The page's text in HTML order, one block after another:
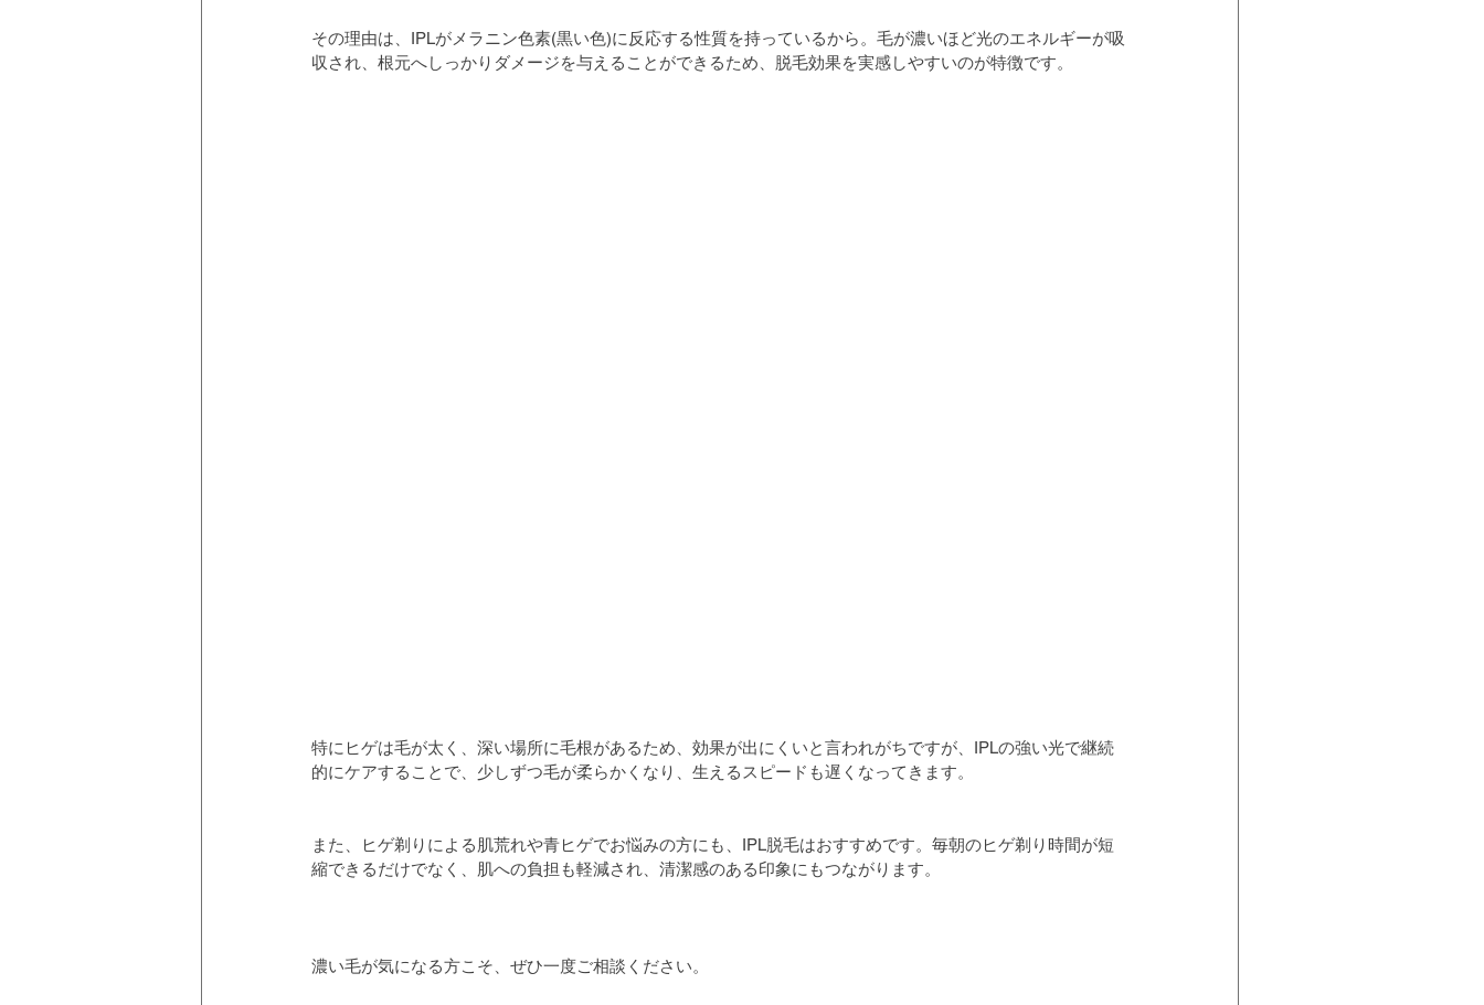
その理由は、IPLがメラニン色素(黒い色)に反応する性質を持っているから。毛が濃いほど光のエネルギーが吸
収され、根元へしっかりダメージを与えることができるため、脱毛効果を実感しやすいのが特徴です。
特にヒゲは毛が太く、深い場所に毛根があるため、効果が出にくいと言われがちですが、IPLの強い光で継続
的にケアすることで、少しずつ毛が柔らかくなり、生えるスピードも遅くなってきます。
また、ヒゲ剃りによる肌荒れや青ヒゲでお悩みの方にも、IPL脱毛はおすすめです。毎朝のヒゲ剃り時間が短
縮できるだけでなく、肌への負担も軽減され、清潔感のある印象にもつながります。
濃い毛が気になる方こそ、ぜひ一度ご相談ください。